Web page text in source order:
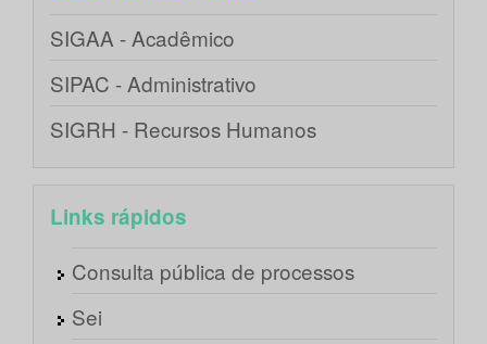
SIGAA - Acadêmico
SIPAC - Administrativo
SIGRH - Recursos Humanos
Links rápidos
Consulta pública de processos
Sei